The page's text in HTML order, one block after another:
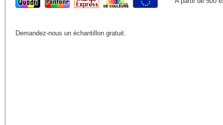
Demandez-nous un échantillon gratuit.